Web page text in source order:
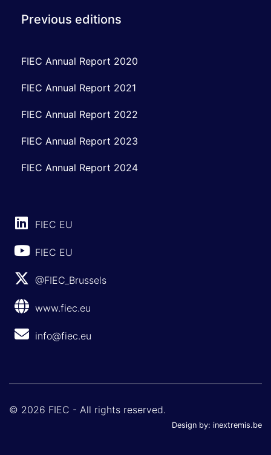
Previous editions
FIEC Annual Report 2020
FIEC Annual Report 2021
FIEC Annual Report 2022
FIEC Annual Report 2023
FIEC Annual Report 2024
FIEC EU
FIEC EU
@FIEC_Brussels
www.fiec.eu
info@fiec.eu
© 2026 FIEC - All rights reserved.
Design by: inextremis.be